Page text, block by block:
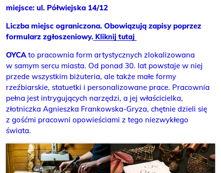
miejsce: ul. Półwiejska 14/12
Liczba miejsc ograniczona. Obowiązują zapisy poprzez
formularz zgłoszeniowy. Kliknij tutaj
OYCAto pracownia form artystycznych zlokalizowana
w samym sercu miasta. Od ponad 30. lat powstaje w niej
przede wszystkim biżuteria, ale także małe formy
rzeźbiarskie, statuetki i personalizowane prace. Pracownia
pełna jest intrygujących narzędzi, a jej właścicielka,
złotniczka Agnieszka Frankowska-Gryza, chętnie dzieli się
z gośćmi pracowni opowieściami z tego niezwykłego
świata.